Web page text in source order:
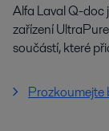
Alfa Laval Q-doc
zařízení
součástí, které